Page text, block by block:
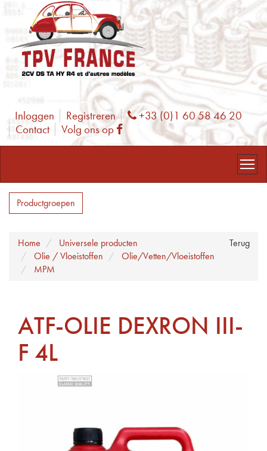
Inloggen Registreren Phone
+33 (0)1 60 58 46 20
Contact
Volg ons op Facebook
Productgroepen
Terug
Home
Universele producten
Olie / Vloeistoffen
Olie/Vetten/Vloeistoffen
MPM
ATF-OLIE DEXRON III-
F 4L